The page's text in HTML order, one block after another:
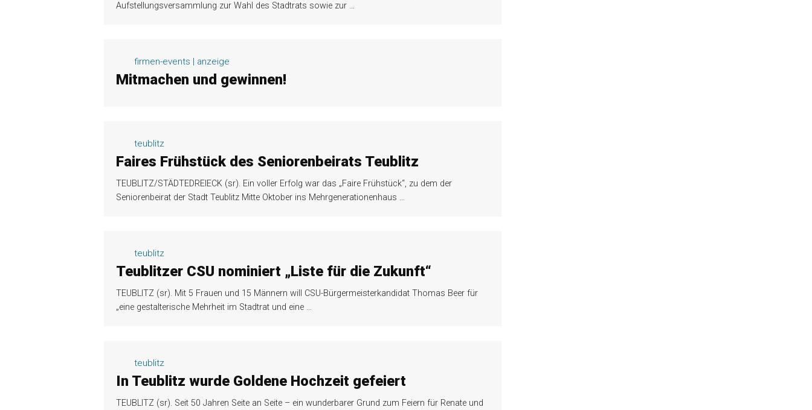
Aufstellungsversammlung zur Wahl des Stadtrats sowie zur …
firmen-events | anzeige
Mitmachen und gewinnen!
teublitz
Faires Frühstück des Seniorenbeirats Teublitz
TEUBLITZ/STÄDTEDREIECK (sr). Ein voller Erfolg war das „Faire Frühstück“, zu dem der
Seniorenbeirat der Stadt Teublitz Mitte Oktober ins Mehrgenerationenhaus …
teublitz
Teublitzer CSU nominiert „Liste für die Zukunft“
TEUBLITZ (sr). Mit 5 Frauen und 15 Männern will CSU-Bürgermeisterkandidat Thomas Beer für
„eine gestalterische Mehrheit im Stadtrat und eine …
teublitz
In Teublitz wurde Goldene Hochzeit gefeiert
TEUBLITZ (sr). Seit 50 Jahren Seite an Seite – ein wunderbarer Grund zum Feiern für Renate und